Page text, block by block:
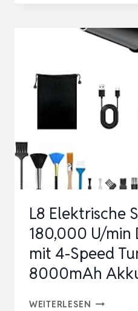
FÜR
200000
U/MIN
GA…
L8 Elektrische
180,000 U/
mit 4-Speed
8000mAh
WEITERLESEN L8